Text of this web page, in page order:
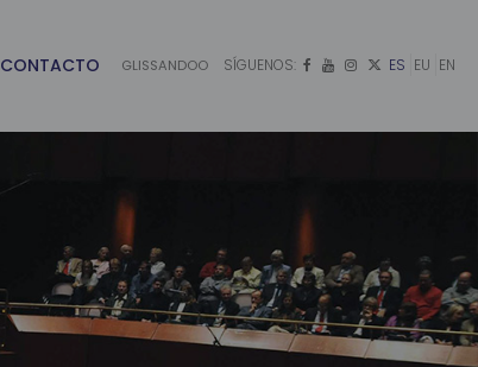
CONTACTO GLISSANDOO SÍGUENOS:    ES EU EN